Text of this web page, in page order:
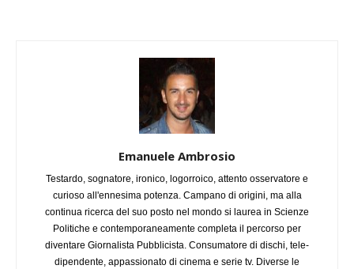
Emanuele Ambrosio
Testardo, sognatore, ironico, logorroico, attento osservatore e
curioso all'ennesima potenza. Campano di origini, ma alla
continua ricerca del suo posto nel mondo si laurea in Scienze
Politiche e contemporaneamente completa il percorso per
diventare Giornalista Pubblicista. Consumatore di dischi, tele-
dipendente, appassionato di cinema e serie tv. Diverse le